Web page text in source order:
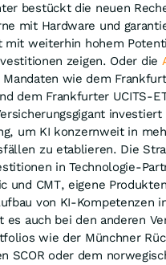
bestückt die neuen
mit Hardware und
mit weiterhin hohem
zeigen. Oder die
Mandaten wie dem
dem Frankfurter UCITS-
um KI konzernweit in
zu etablieren. Die
in Technologie-
und CMT, eigene
von KI-Kompetenzen
es auch bei den anderen
wie der Münchner
SCOR oder dem